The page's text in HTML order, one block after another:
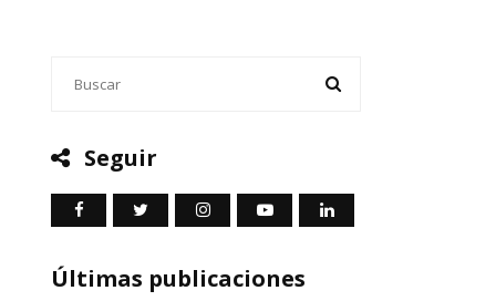
Seguir
Últimas publicaciones